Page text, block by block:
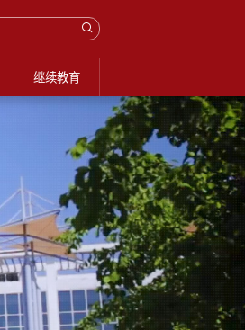
继续教育